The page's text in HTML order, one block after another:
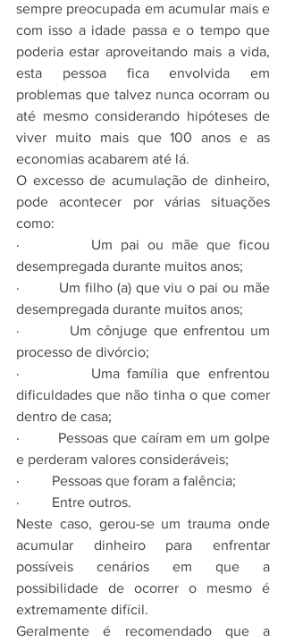
sempre preocupada em acumular mais e
com isso a idade passa e o tempo que
poderia estar aproveitando mais a vida,
esta pessoa fica envolvida em
problemas que talvez nunca ocorram ou
até mesmo considerando hipóteses de
viver muito mais que 100 anos e as
economias acabarem até lá.
O excesso de acumulação de dinheiro,
pode acontecer por várias situações
como:
·         Um pai ou mãe que ficou
desempregada durante muitos anos;
·         Um filho (a) que viu o pai ou mãe
desempregada durante muitos anos;
·         Um cônjuge que enfrentou um
processo de divórcio;
·         Uma família que enfrentou
dificuldades que não tinha o que comer
dentro de casa;
·         Pessoas que caíram em um golpe
e perderam valores consideráveis;
·         Pessoas que foram a falência;
·         Entre outros.
Neste caso, gerou-se um trauma onde
acumular dinheiro para enfrentar
possíveis cenários em que a
possibilidade de ocorrer o mesmo é
extremamente difícil.
Geralmente é recomendado que a